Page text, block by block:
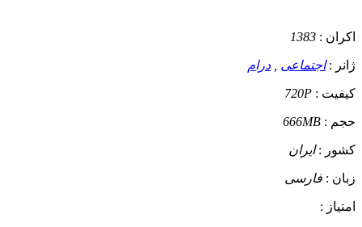
اکران : 1383
ژانر :اجتماعی درام
کیفیت : 720P
حجم : 666MB
کشور :ایران
زبان : فارسی
امتیاز :